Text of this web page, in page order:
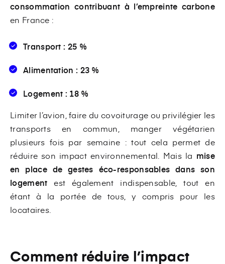
consommation contribuant à l’empreinte carbone
en France :
Transport : 25 %
Alimentation : 23 %
Logement : 18 %
Limiter l’avion, faire du covoiturage ou privilégier les
transports en commun, manger végétarien
plusieurs fois par semaine : tout cela permet de
réduire son impact environnemental. Mais la mise
en place de gestes éco-responsables dans son
logement est également indispensable, tout en
étant à la portée de tous, y compris pour les
locataires.
Comment réduire l’impact